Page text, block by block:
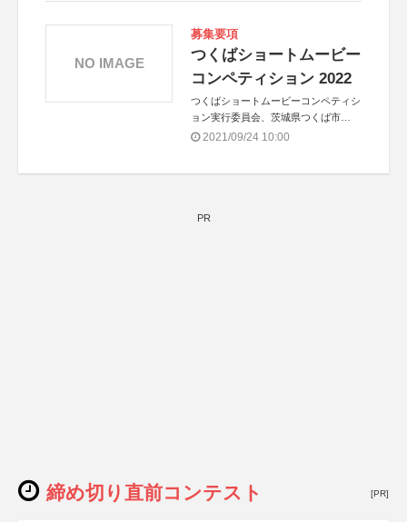
募集要項
つくばショートムービー
コンペティション 2022
つくばショートムービーコンペティシ
ョン実行委員会、茨城県つくば市
共催：公益財団法人 つくば文化振興
2021/09/24 10:00
NO IMAGE
PR
締め切り直前コンテスト [PR]